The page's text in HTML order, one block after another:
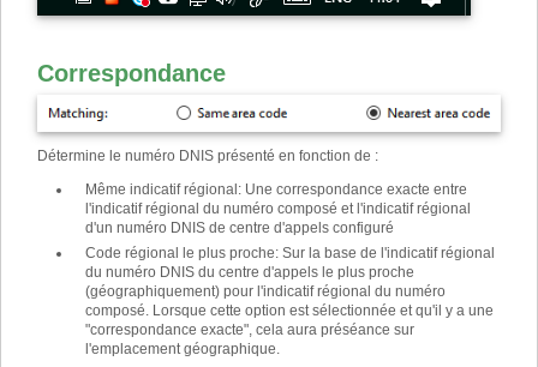
Correspondance
Détermine le numéro DNIS présenté en fonction de :
Même indicatif régional : Une correspondance exacte entre
l'indicatif régional du numéro composé et l'indicatif régional
d'un numéro DNIS de centre d'appels configuré
Code régional le plus proche: Sur la base de l'indicatif régional
du numéro DNIS du centre d'appels le plus proche
(géographiquement) pour l'indicatif régional du numéro
composé. Lorsque cette option est sélectionnée et qu'il y a une
"correspondance exacte", cela aura préséance sur
l'emplacement géographique.